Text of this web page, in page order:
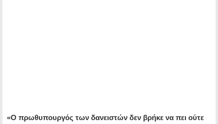
«Ο πρωθυπουργός των δανειστών δεν βρήκε να πει ούτε